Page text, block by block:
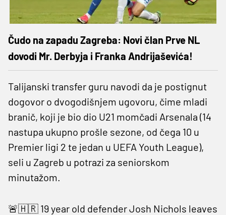
Čudo na zapadu Zagreba: Novi član Prve NL
dovodi Mr. Derbyja i Franka Andrijaševića!
Talijanski transfer guru navodi da je postignut
dogovor o dvogodišnjem ugovoru, čime mladi
branič, koji je bio dio U21 momčadi Arsenala (14
nastupa ukupno prošle sezone, od čega 10 u
Premier ligi 2 te jedan u UEFA Youth League),
seli u Zagreb u potrazi za seniorskom
minutažom.
🚨🇭🇷 19 year old defender Josh Nichols leaves